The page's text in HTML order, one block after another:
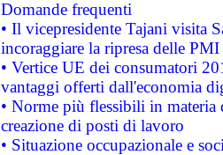
Domande frequenti
• Il vicepresidente Tajani visita
incoraggiare la ripresa delle
• Vertice UE dei consumatori
vantaggi offerti dall'economia
• Norme più flessibili in materia
creazione di posti di lavoro
• Situazione occupazionale e